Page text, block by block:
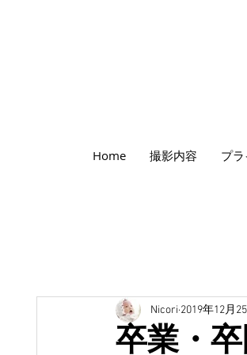
Home 撮影内容 プ
卒業・
Nicori 2019年12月